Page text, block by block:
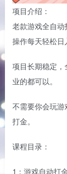
项目介绍：
老款游戏全自
操作每天轻松日
项目长期稳定
业的都可以。
不需要你会玩
打金。
课程目录：
1：游戏自动打